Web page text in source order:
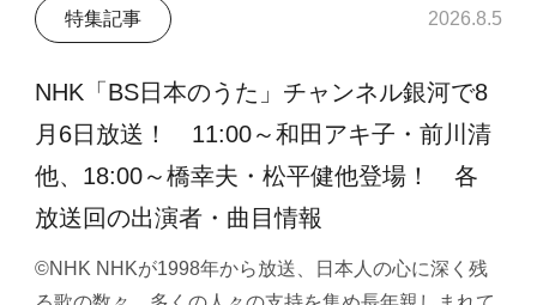
特集記事 2026.8.5
NHK「BS日本のうた」チャンネル銀河で8
月6日放送！ 11:00～和田アキ子・前川清
他、18:00～橋幸夫・松平健他登場！ 各
放送回の出演者・曲目情報
©NHK NHKが1998年から放送、日本人の心に深く残